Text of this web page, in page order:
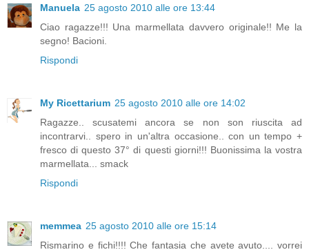
Manuela 25 agosto 2010 alle ore 13:44
Ciao ragazze!!! Una marmellata davvero originale!! Me la
segno! Bacioni.
Rispondi
My Ricettarium 25 agosto 2010 alle ore 14:02
Ragazze.. scusatemi ancora se non son riuscita ad
incontrarvi.. spero in un'altra occasione.. con un tempo +
fresco di questo 37° di questi giorni!!! Buonissima la vostra
marmellata... smack
Rispondi
memmea 25 agosto 2010 alle ore 15:14
Rismarino e fichi!!!! Che fantasia che avete avuto.... vorrei